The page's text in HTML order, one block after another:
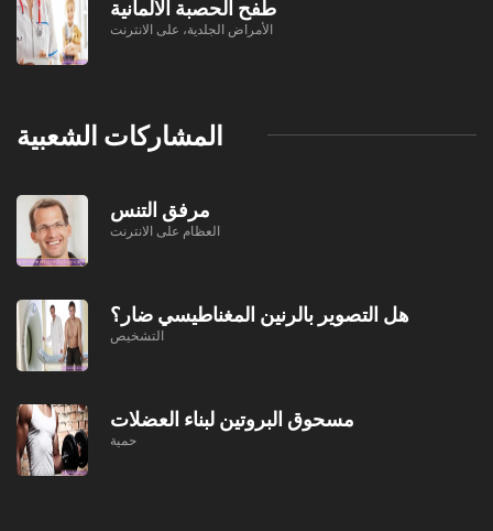
طفح الحصبة الألمانية
الأمراض الجلدية، على الانترنت
المشاركات الشعبية
مرفق التنس
العظام على الانترنت
هل التصوير بالرنين المغناطيسي ضار؟
التشخيص
مسحوق البروتين لبناء العضلات
حمية